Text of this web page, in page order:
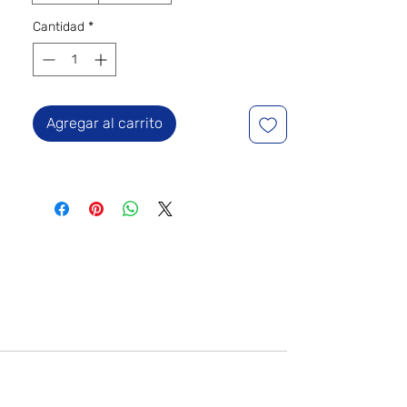
Cantidad *
Agregar al carrito